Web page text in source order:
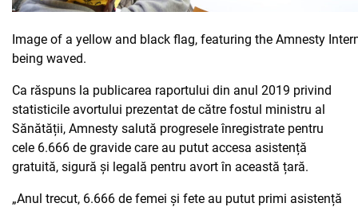
Image of a yellow and black flag, featuring the Amnesty
being waved.
Ca răspuns la publicarea raportului din anul 2019 privind
statisticile avortului prezentat de către fostul ministru al
Sănătății, Amnesty salută progresele înregistrate pentru
cele 6.666 de gravide care au putut accesa asistență
gratuită, sigură și legală pentru avort în această țară.
„Anul trecut, 6.666 de femei și fete au putut primi asistență